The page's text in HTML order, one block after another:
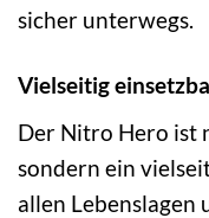
sicher unterwegs.
Vielseitig
Der Nitro Hero ist
sondern ein
allen